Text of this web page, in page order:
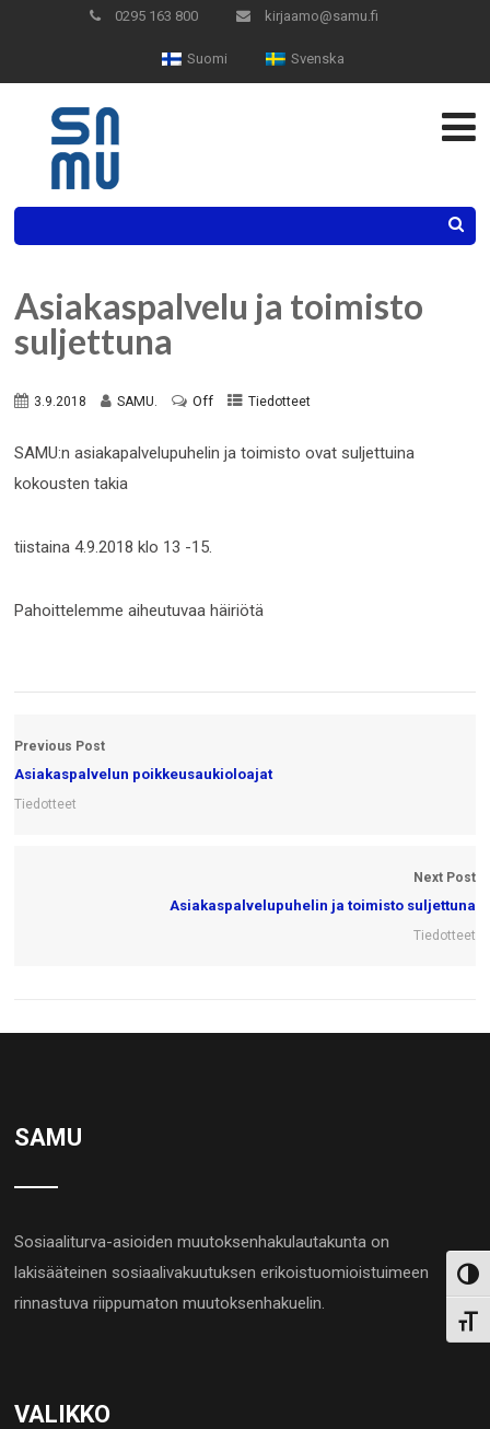
0295 163 800 kirjaamo@samu.fi
Suomi Svenska
Asiakaspalvelu ja toimisto
suljettuna
3.9.2018 SAMU. Off Tiedotteet
SAMU:n asiakapalvelupuhelin ja toimisto ovat suljettuina
kokousten takia
tiistaina 4.9.2018 klo 13 -15.
Pahoittelemme aiheutuvaa häiriötä
Previous Post
Asiakaspalvelun poikkeusaukioloajat
Tiedotteet
Next Post
Asiakaspalvelupuhelin ja toimisto suljettuna
Tiedotteet
SAMU
Sosiaaliturva-asioiden muutoksenhakulautakunta on
lakisääteinen sosiaalivakuutuksen erikoistuomioistuimeen
rinnastuva riippumaton muutoksenhakuelin.
VALIKKO